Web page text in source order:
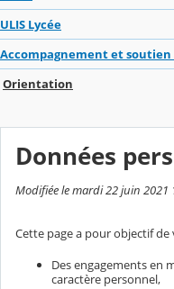
ULIS Lycée
Accompagnement et soutien
Orientation
Données
Modifiée le mardi 22 juin 2021
Cette page a pour objectif
Des engagements en
caractère personnel,